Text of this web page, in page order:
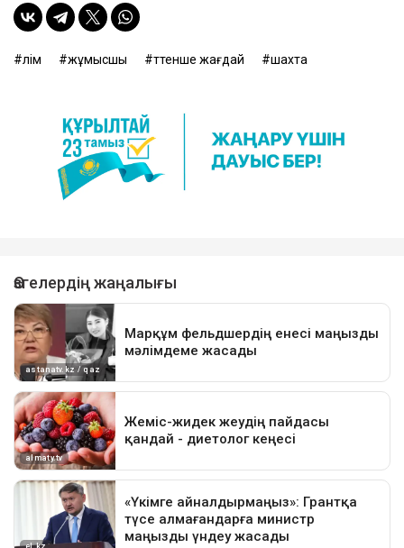
өлім жұмысшы төтенше жағдай шахта